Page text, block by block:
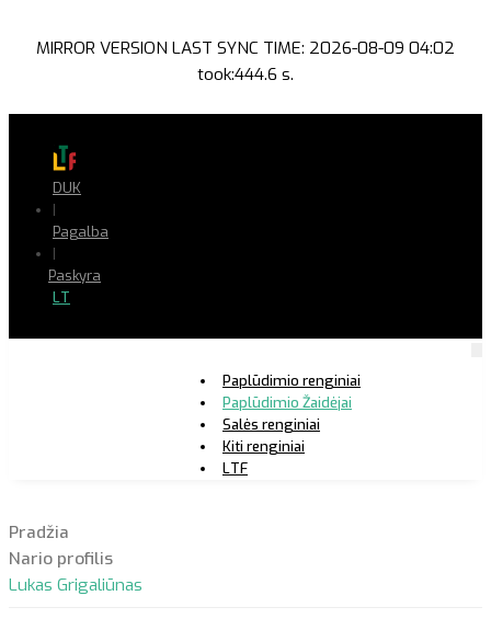
MIRROR VERSION LAST SYNC TIME: 2026-08-09 04:02
took:444.6 s.
DUK
|
Pagalba
|
Paskyra
LT
Paplūdimio renginiai
Paplūdimio Žaidėjai
Salės renginiai
Kiti renginiai
LTF
Pradžia
Nario profilis
Lukas Grigaliūnas